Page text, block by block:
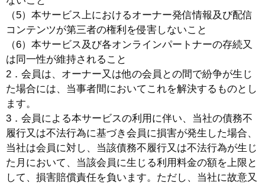
（5）本サービス上におけるオーナー発信情報及び配信
コンテンツが第三者の権利を侵害しないこと
（6）本サービス及び各オンラインパートナーの存続又
は同一性が維持されること
2．会員は、オーナー又は他の会員との間で紛争が生じ
た場合には、当事者間においてこれを解決するものとし
ます。
3．会員による本サービスの利用に伴い、当社の債務不
履行又は不法行為に基づき会員に損害が発生した場合、
当社は会員に対し、当該債務不履行又は不法行為が生じ
た月において、当該会員に生じる利用料金の額を上限と
して、損害賠償責任を負います。ただし、当社に故意又